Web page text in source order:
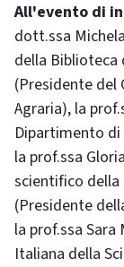
All'evento di
dott.ssa
della Biblioteca
(Presidente
Agraria), la
Dipartimento di
la prof.ssa
scientifico della
(Presidente
la prof.ssa Sara
Italiana della